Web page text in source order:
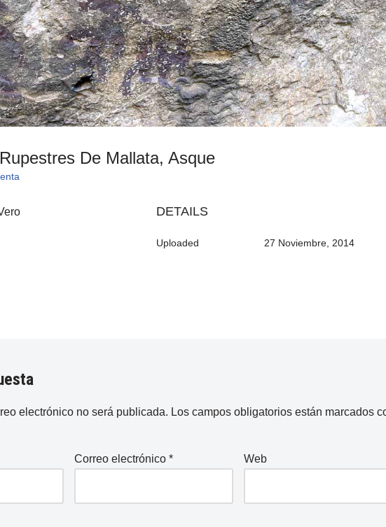
De Mallata, Asque
DETAILS
Uploaded 27 Noviembre, 2014
electrónico no será publicada. Los campos obligatorios están marcados
Correo electrónico* Web